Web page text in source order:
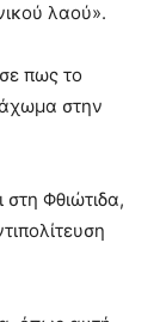
λαού».
πως το
στην
Φθιώτιδα,